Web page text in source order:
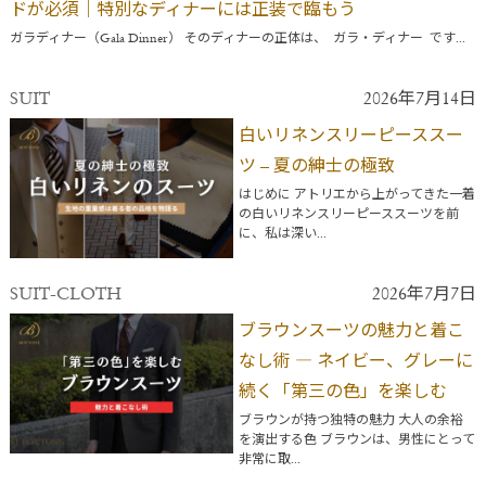
ドが必須｜特別なディナーには正装で臨もう
ガラディナー（Gala Dinner） そのディナーの正体は、 ガラ・ディナー です...
SUIT 2026年7月14日
白いリネンスリーピーススー
ツ – 夏の紳士の極致
はじめに アトリエから上がってきた一着
の白いリネンスリーピーススーツを前
に、私は深い...
SUIT-CLOTH 2026年7月7日
ブラウンスーツの魅力と着こ
なし術 ― ネイビー、グレーに
続く「第三の色」を楽しむ
ブラウンが持つ独特の魅力 大人の余裕
を演出する色 ブラウンは、男性にとって
非常に取...